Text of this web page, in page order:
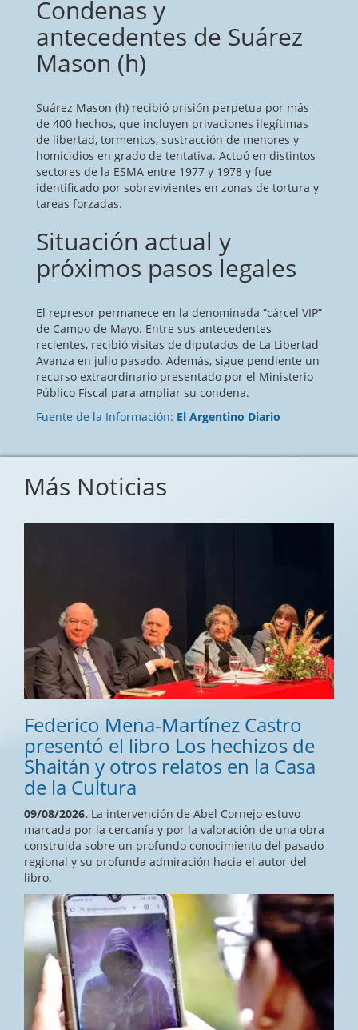
Condenas y
antecedentes de Suárez
Mason (h)
Suárez Mason (h) recibió prisión perpetua por más
de 400 hechos, que incluyen privaciones ilegítimas
de libertad, tormentos, sustracción de menores y
homicidios en grado de tentativa. Actuó en distintos
sectores de la ESMA entre 1977 y 1978 y fue
identificado por sobrevivientes en zonas de tortura y
tareas forzadas.
Situación actual y
próximos pasos legales
El represor permanece en la denominada “cárcel VIP”
de Campo de Mayo. Entre sus antecedentes
recientes, recibió visitas de diputados de La Libertad
Avanza en julio pasado. Además, sigue pendiente un
recurso extraordinario presentado por el Ministerio
Público Fiscal para ampliar su condena.
Fuente de la Información: El Argentino Diario
Más Noticias
Federico Mena-Martínez Castro
presentó el libro Los hechizos de
Shaitán y otros relatos en la Casa
de la Cultura
09/08/2026. La intervención de Abel Cornejo estuvo
marcada por la cercanía y por la valoración de una obra
construida sobre un profundo conocimiento del pasado
regional y su profunda admiración hacia el autor del
libro.